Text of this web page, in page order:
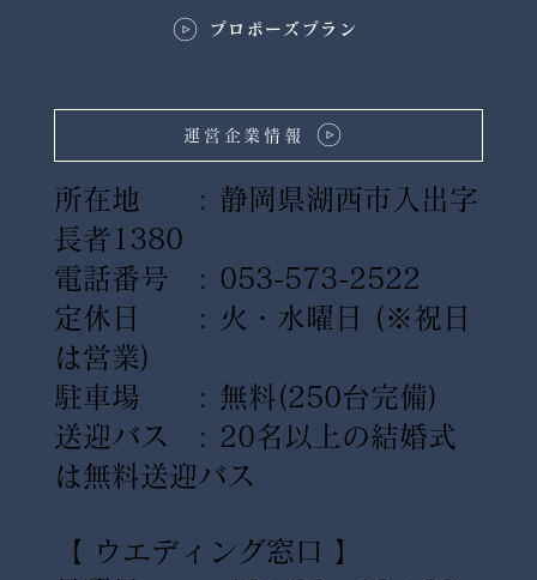
所在地 : 静岡県湖西市入出字
長者1380
電話番号 : 053-573-2522
定休日 : 火・水曜日
(※祝日
は営業)
駐車場 : 無料(250台完備)
送迎バス : 20名以上の結婚式
は無料送迎バス
【 ウエディング窓口 】
運営企業情報
プロポーズプラン